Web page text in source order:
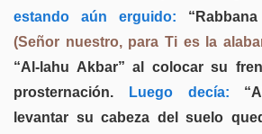
estando aún erguido:
(Señor nuestro, para Ti es la
“Al-lahu Akbar” al colocar su
prosternación. Luego decía:
levantar su cabeza del suelo